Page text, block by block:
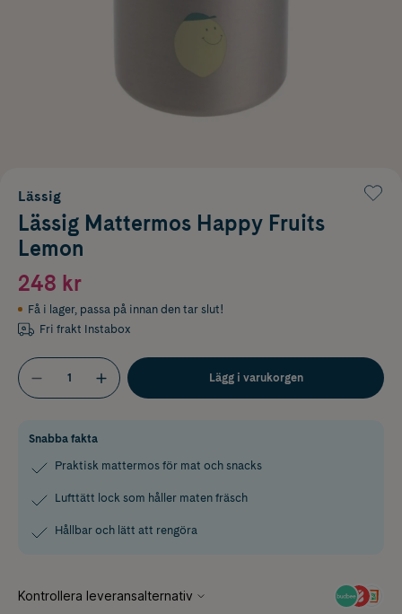
Lässig
Lässig Mattermos Happy Fruits
Lemon
248 kr
Få i lager, passa på innan den tar slut!
Fri frakt Instabox
Lägg i varukorgen
Snabba fakta
Praktisk mattermos för mat och snacks
Lufttätt lock som håller maten fräsch
Hållbar och lätt att rengöra